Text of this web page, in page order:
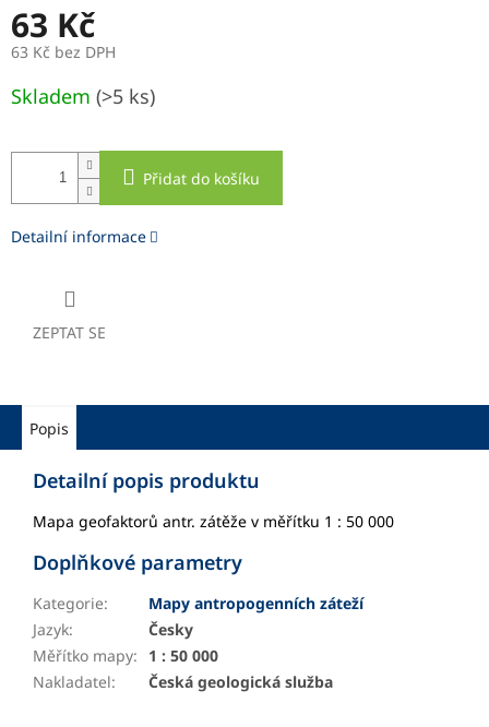
63 Kč
63 Kč bez DPH
cena:
Skladem (>5 ks)
Přidat do košíku
Detailní informace
ZEPTAT SE
Popis
Detailní popis produktu
Mapa geofaktorů antr. zátěže v měřítku 1 : 50 000
Doplňkové parametry
Kategorie:
Mapy antropogenních záteží
Jazyk:
Česky
Měřítko mapy:
1 : 50 000
Nakladatel: Česká geologická služba